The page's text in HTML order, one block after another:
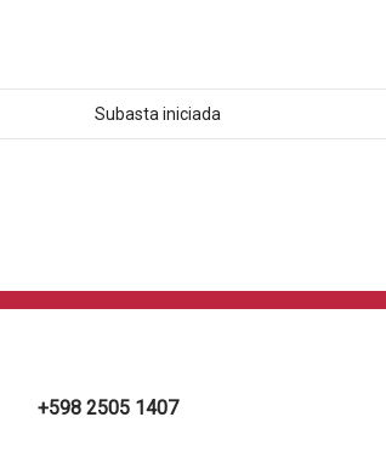
Subasta iniciada
+598 2505 1407